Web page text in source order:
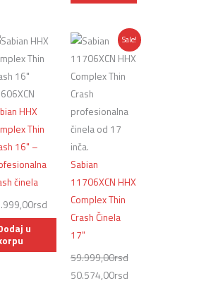
HHX
Thin
16" –
činela
rsd
u
Sabian
11706XCN HHX
Complex Thin
Crash Činela
17"
Sale!
59.999,00rsd
Originalna
cena
je
bila:
59.999,00rsd.
50.574,00rsd
Trenutna
cena